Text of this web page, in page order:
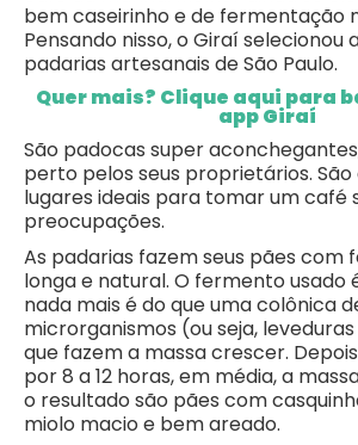
bem caseirinho e de fermentação
Pensando nisso, o Giraí selecionou
padarias artesanais de São Paulo.
Quer mais? Clique aqui para
app Giraí
São padocas super
perto pelos seus proprietários. São
lugares ideais para tomar um café
preocupações.
As padarias fazem seus pães com
longa e natural. O fermento usado
nada mais é do que uma colônica
microrganismos (ou seja,
que fazem a massa crescer.
por 8 a 12 horas, em média, a
o resultado são pães com
miolo macio e bem areado.